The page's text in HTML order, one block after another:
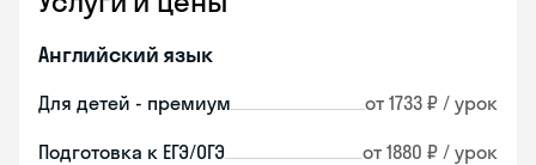
Английский язык
Для детей - премиум от 1733 ₽ / урок
Подготовка к ЕГЭ/ОГЭ от 1880 ₽ / урок